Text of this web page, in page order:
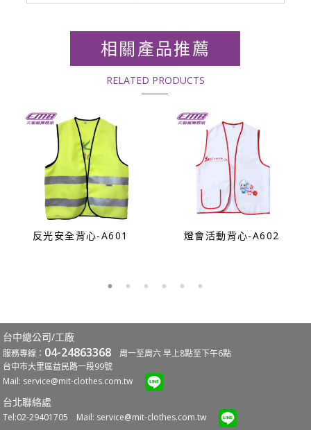
相關產品推薦
RELATED PRODUCTS
反光安全背心-A601 燈會活動背心-A602
台中總公司/工廠
服務專線： 04-24863368 周一至周六 早上8點至下午6點
台中市大里區益民路一段99號
Mail: service@mit-clothes.com.tw
台北聯絡處
Tel:02-29401705 Mail: service@mit-clothes.com.tw